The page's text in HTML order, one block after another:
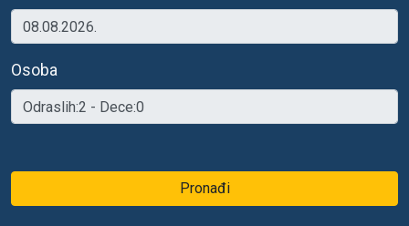
Osoba
Pronađi